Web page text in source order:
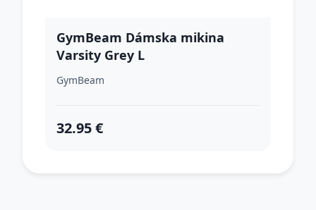
GymBeam Dámska mikina
Varsity Grey L
GymBeam
32.95 €